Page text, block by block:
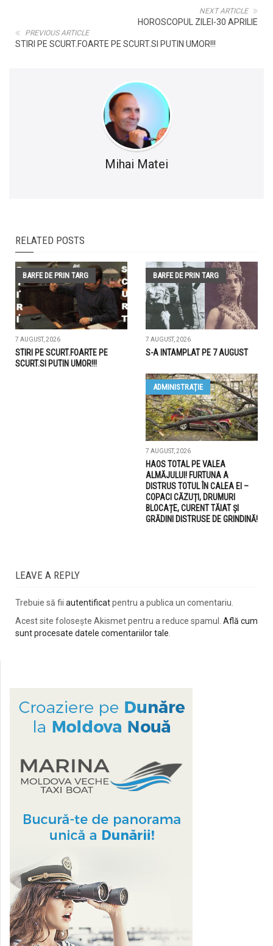
NEXT ARTICLE
HOROSCOPUL ZILEI-30 APRILIE
PREVIOUS ARTICLE
STIRI PE SCURT.FOARTE PE SCURT.SI PUTIN UMOR!!!
Mihai Matei
RELATED POSTS
BARFE DE PRIN TARG
7 AUGUST, 2026
STIRI PE SCURT.FOARTE PE
SCURT.SI PUTIN UMOR!!!
BARFE DE PRIN TARG
7 AUGUST, 2026
S-A INTAMPLAT PE 7 AUGUST
ADMINISTRAŢIE
7 AUGUST, 2026
HAOS TOTAL PE VALEA
ALMĂJULUI! FURTUNA A
DISTRUS TOTUL ÎN CALEA EI –
COPACI CĂZUȚI, DRUMURI
BLOCAȚE, CURENT TĂIAT ȘI
GRĂDINI DISTRUSE DE GRINDINĂ!
LEAVE A REPLY
Trebuie să fii autentificatpentru a publica un comentariu.
Acest site folosește Akismet pentru a reduce spamul. Află cum
sunt procesate datele comentariilor tale